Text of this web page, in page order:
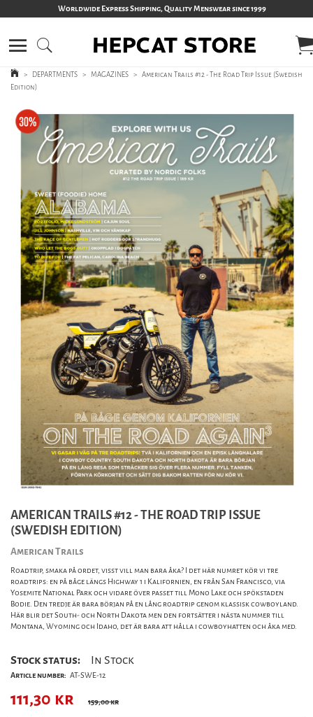
Worldwide Express Shipping, Quality Menswear since 1999
> DEPARTMENTS > MAGAZINES > American Trails #12 - The Road Trip Issue (Swedish
Edition)
AMERICAN TRAILS #12 - THE ROAD TRIP ISSUE
(SWEDISH EDITION)
American Trails
Roadtrip, smaka på ordet, visst vill man bara åka? I det här numret kör vi tre
roadtrips: en på båge längs Highway 1 i Kalifornien, en från San Francisco, via
Yosemite National Park och vidare över passet till Mono Lake och spökstaden
Bodie. Den tredje är bara början på en lång roadtrip genom klassisk cowboyland.
Här blir det South- och North Dakota men den fortsätter i nästa nummer till
Montana, Wyoming och Idaho, det är bara att hålla i cowboyhatten och åka med.
Stock status: In Stock
Article number: AT-SWE-12
111,30 kr 159,00 kr